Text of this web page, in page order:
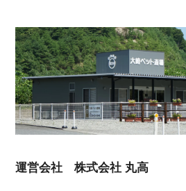
運営会社 株式会社 丸高